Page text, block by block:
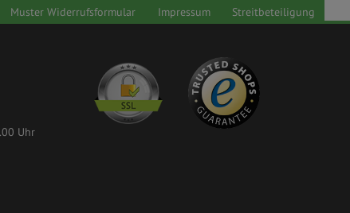
Muster Widerrufsformular Impressum Streitbeteiligung
Uhr